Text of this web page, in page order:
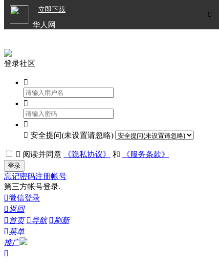

立即下载
华人网
登录社区



 安全提问(未设置请忽略)
 阅读并同意 《隐私协议》 和 《服务条款》
登录
忘记密码注册帐号
第三方帐号登录.
微信登录
 返回
 首页 导航 刷新
菜单
推广
